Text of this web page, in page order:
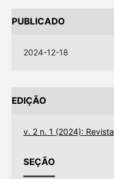
PUBLICADO
2024-12-18
EDIÇÃO
v. 2 n. 1 (2024):
SEÇÃO